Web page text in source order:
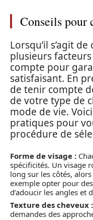
Conseils pour
Lorsqu’il s’agit
plusieurs
compte pour
satisfaisant. En
de tenir compte
de votre type de
mode de vie.
pratiques pour
procédure de
Forme de visage :
spécificités. Un visage
long sur les côtés,
exemple opter pour
d’adoucir les angles et
Texture des cheveux :
demandes des